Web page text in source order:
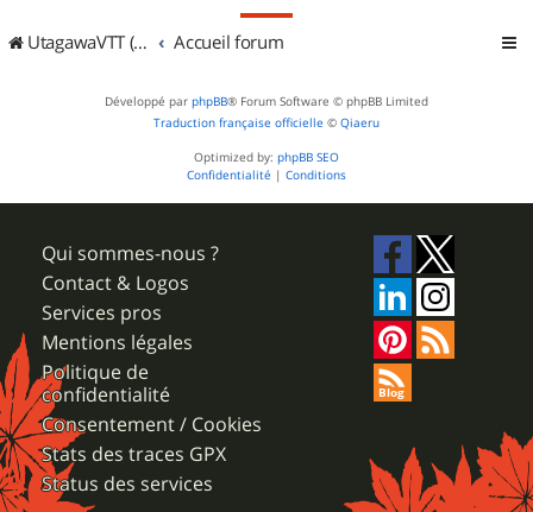
UtagawaVTT (Randos VTT et VTTAE avec traces GPS) Accueil forum
Développé par phpBB® Forum Software © phpBB Limited
Traduction française officielle © Qiaeru
Optimized by: phpBB SEO
Confidentialité | Conditions
Qui sommes-nous ?
Contact & Logos
Services pros
Mentions légales
Politique de
confidentialité
Consentement / Cookies
Stats des traces GPX
Status des services